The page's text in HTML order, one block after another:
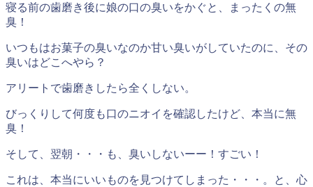
寝る前の歯磨き後に娘の口の臭いをかぐと、まったくの無
臭！
いつもはお菓子の臭いなのか甘い臭いがしていたのに、その
臭いはどこへやら？
アリートで歯磨きしたら全くしない。
びっくりして何度も口のニオイを確認したけど、本当に無
臭！
そして、翌朝・・・も、臭いしないーー！すごい！
これは、本当にいいものを見つけてしまった・・・。と、心